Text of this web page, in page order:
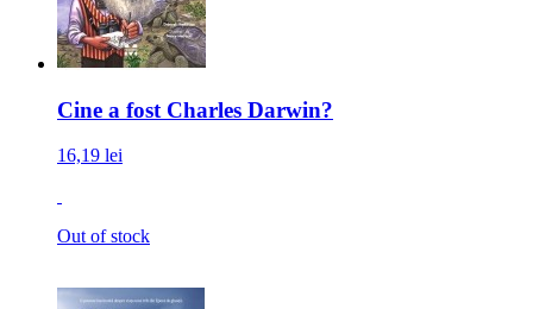
Cine a fost Charles Darwin?
16,19 lei
Out of stock